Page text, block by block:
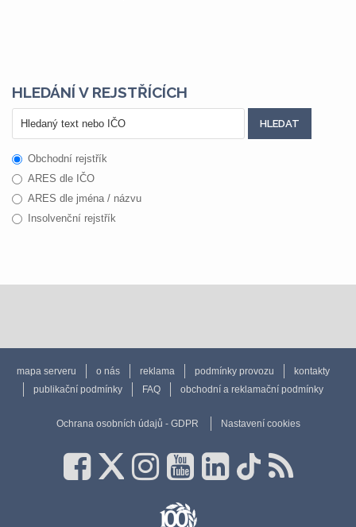
HLEDÁNÍ V REJSTŘÍCÍCH
Obchodní rejstřík
ARES dle IČO
ARES dle jména / názvu
Insolvenční rejstřík
mapa serveru o nás reklama podmínky provozu
kontakty
publikační podmínky
FAQ obchodní a reklamační podmínky
Ochrana osobních údajů - GDPR Nastavení cookies